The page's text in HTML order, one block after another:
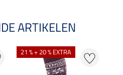
ARTIKELEN
21 % + 20 % EXTRA